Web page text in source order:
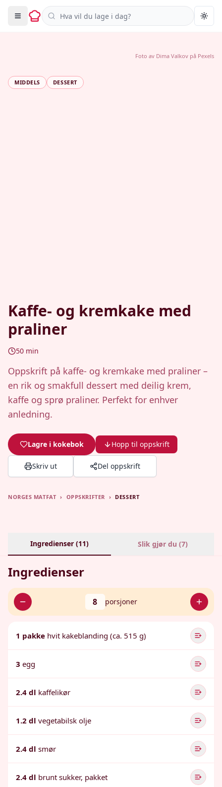
Søk i oppskrifter
MIDDELS DESSERT
Kaffe- og kremkake med
praliner
50 min
Oppskrift på kaffe- og kremkake med praliner –
en rik og smakfull dessert med deilig krem,
kaffe og sprø praliner. Perfekt for enhver
anledning.
Lagre i kokebok Hopp til oppskrift
Skriv ut Del oppskrift
Foto av Dima Valkov på Pexels
NORGES MATFAT › OPPSKRIFTER › DESSERT
Ingredienser (11) Slik gjør du (7)
Ingredienser
8 porsjoner
1 pakke hvit kakeblanding (ca. 515 g)
3 egg
2.4 dl kaffelikør
1.2 dl vegetabilsk olje
2.4 dl smør
2.4 dl brunt sukker, pakket